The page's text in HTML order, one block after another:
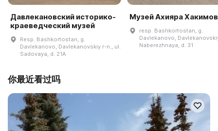
Давлекановский историко-
краеведческий музей
Resp. Bashkortostan, g.
Davlekanovo, Davlekanovskiy r-n., ul.
Sadovaya, d. 21A
Музей Ахияра
resp. Bashkortostan, g.
Davlekanovo,
Naberezhnaya, d. 31
你最近看过吗